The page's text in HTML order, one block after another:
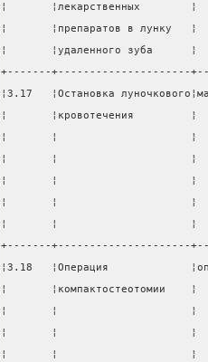
¦       ¦лекарственных        ¦
¦       ¦препаратов в лунку
¦       ¦удаленного
+-------+---------------------
¦3.17   ¦Остановка
¦       ¦кровотечения         ¦
¦       ¦                     ¦
¦       ¦                     ¦
¦       ¦                     ¦
¦       ¦                     ¦
¦       ¦                     ¦
+-------+---------------------
¦3.18   ¦Операция
¦       ¦компактостеотомии
¦       ¦                     ¦
¦       ¦                     ¦
¦       ¦                     ¦